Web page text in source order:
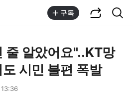
구독
줄 알았어요"..KT망
시민 불편 폭발